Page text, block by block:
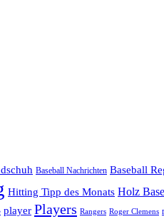
Baseball Nachrichten Baseball
Hitting Tipp des Monats Holz
player Players Rangers Roger Clemens